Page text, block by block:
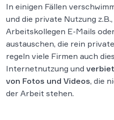
In einigen Fällen
und die private Nutzung
Arbeitskollegen E-Mails
austauschen, die rein
regeln viele Firmen auch
Internetnutzung und
von Fotos und Videos, die
der Arbeit stehen.